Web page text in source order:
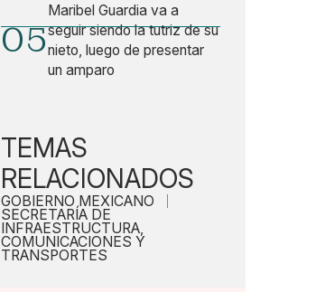
05
Maribel Guardia va a
seguir siendo la tutriz de su
nieto, luego de presentar
un amparo
TEMAS
RELACIONADOS
GOBIERNO MEXICANO
SECRETARÍA DE
INFRAESTRUCTURA,
COMUNICACIONES Y
TRANSPORTES